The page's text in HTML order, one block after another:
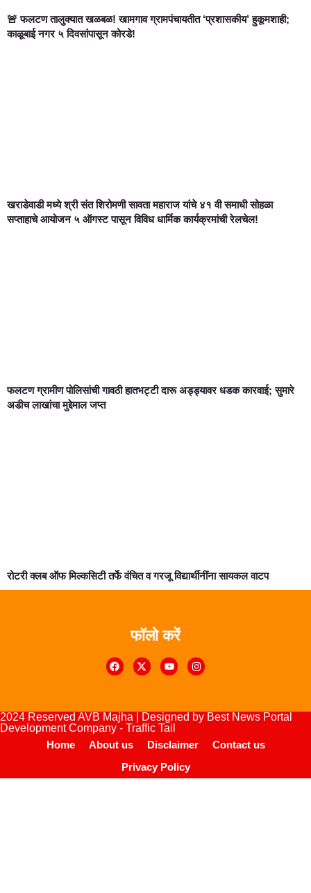
🚨 फलटण तालुक्यात खळबळ! खामगाव ग्रामपंचायतीत ‘प्रशासकीय’ हुकूमशाही;
काळूबाई नगर ५ दिवसांपासून कोरडे!
खराडेवाडी मध्ये श्री संत शिरोमणी सावता महाराज यांचे ४१ वी समाधी सोहळा
सप्ताहाचे आयोजन ५ ऑगस्ट पासून विविध धार्मिक कार्यक्रमांची रेलचेल!
फलटण ग्रामीण पोलिसांची गावठी हातभट्टी दारू अड्ड्यावर धडक कारवाई; सुमारे
अडीच लाखांचा मुद्देमाल जप्त
रोटरी क्लब ऑफ मिल्कसिटी तर्फे वंचित व गरजू विद्यार्थीनींना सायकल वाटप
फॉलो करें
2024 Reserved AVB Majha | Designed by Best News Portal
Development Company - Traffic Tail
Home
About us Disclaimer
Contact us
Privacy Policy